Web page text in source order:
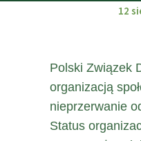
12
Polski Związek
organizacją
nieprzerwanie
Status